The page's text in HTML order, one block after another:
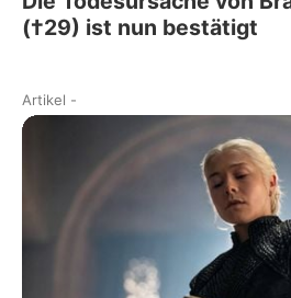
(†29) ist nun bestätigt
Artikel -